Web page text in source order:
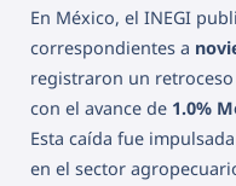
En México, el INEGI
correspondientes a
registraron un
con el avance de 1.0%
Esta caída fue
en el sector